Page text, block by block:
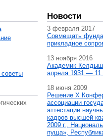
Новости
3 февраля 2017
Совмещать
прикладное
13 ноября 2016
Академик
апреля 1931 — 11
18 июня 2009
Решение X
ассоциации
аттестации
кадров высшей
2009 г.,
пуща»,